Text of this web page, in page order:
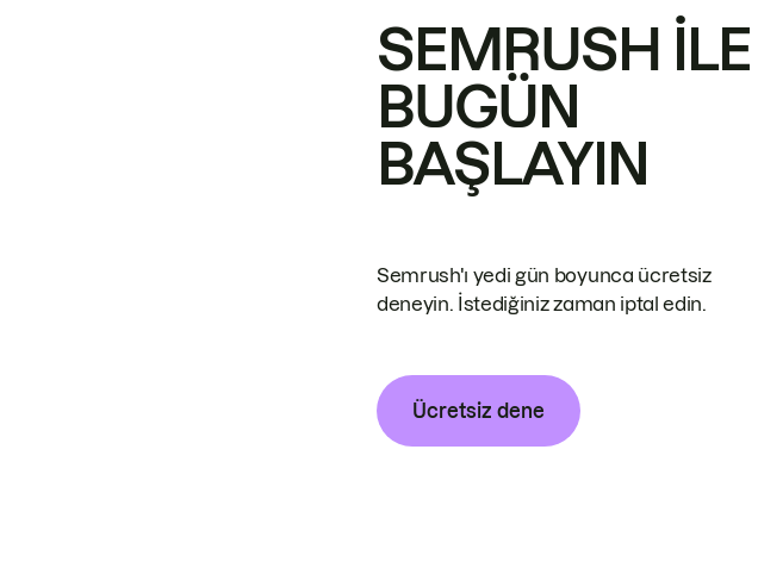
SEMRUSH ILE
BUGÜN
BAŞLAYIN
Semrush'ı yedi gün boyunca ücretsiz
deneyin. İstediğiniz zaman iptal edin.
Ücretsiz dene